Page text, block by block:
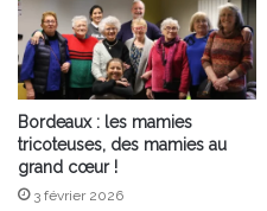
Bordeaux : les mamies
tricoteuses, des mamies au
grand cœur !
3 février 2026